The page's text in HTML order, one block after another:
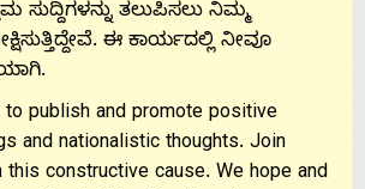
ಸುದ್ದಿಗಳನ್ನು ತಲುಪಿಸಲು ನಿಮ್ಮ
ಈ ಕಾರ್ಯದಲ್ಲಿ ನೀವೂ
publish and promote positive
and nationalistic thoughts. Join
this constructive cause. We hope and